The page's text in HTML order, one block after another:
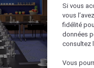
Si vous
vous
fidélité
données
consultez
Vous